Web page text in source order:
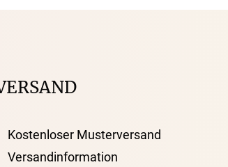
Kostenloser Musterversand
Versandinformation